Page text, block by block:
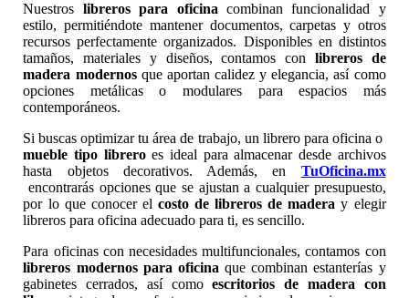
Nuestros libreros para oficina combinan funcionalidad y
estilo, permitiéndote mantener documentos, carpetas y otros
recursos perfectamente organizados. Disponibles en distintos
tamaños, materiales y diseños, contamos con libreros de
madera modernosque aportan calidez y elegancia, así como
opciones metálicas o modulares para espacios más
contemporáneos.
Si buscas optimizar tu área de trabajo, un librero para oficina o
mueble tipo libreroes ideal para almacenar desde archivos
hasta objetos decorativos. Además, en TuOficina.mx
encontrarás opciones que se ajustan a cualquier presupuesto,
por lo que conocer el costo de libreros de madera y elegir
libreros para oficina adecuado para ti, es sencillo.
Para oficinas con necesidades multifuncionales, contamos con
libreros modernos para oficina que combinan estanterías y
gabinetes cerrados, así comoescritorios de madera con